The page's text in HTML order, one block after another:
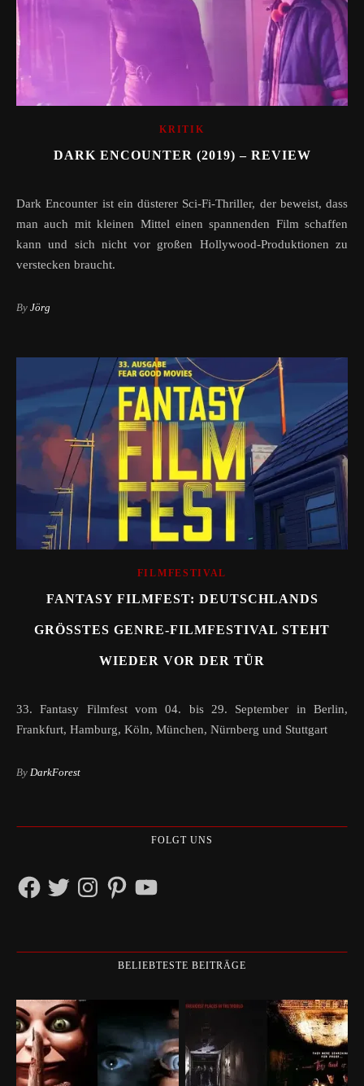
KRITIK
DARK ENCOUNTER (2019) – REVIEW
Dark Encounter ist ein düsterer Sci-Fi-Thriller, der beweist, dass
man auch mit kleinen Mittel einen spannenden Film schaffen
kann und sich nicht vor großen Hollywood-Produktionen zu
verstecken braucht.
By Jörg
FILMFESTIVAL
FANTASY FILMFEST: DEUTSCHLANDS
GRÖSSTES GENRE-FILMFESTIVAL STEHT W
IEDER VOR DER TÜR
33. Fantasy Filmfest vom 04. bis 29. September in Berlin,
Frankfurt, Hamburg, Köln, München, Nürnberg und Stuttgart
By DarkForest
FOLGT UNS
FacebookTwitterInstagramPinterestYouTube
BELIEBTESTE BEITRÄGE